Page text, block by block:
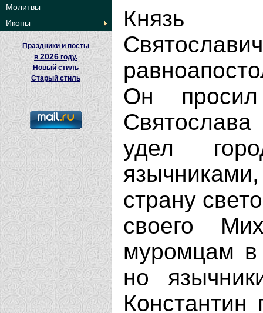
Молитвы
Иконы
Праздники и посты
в 2026 году.
Новый стиль
Старый стиль
Князь
Он
удел
страну
своего
муромцам в
но